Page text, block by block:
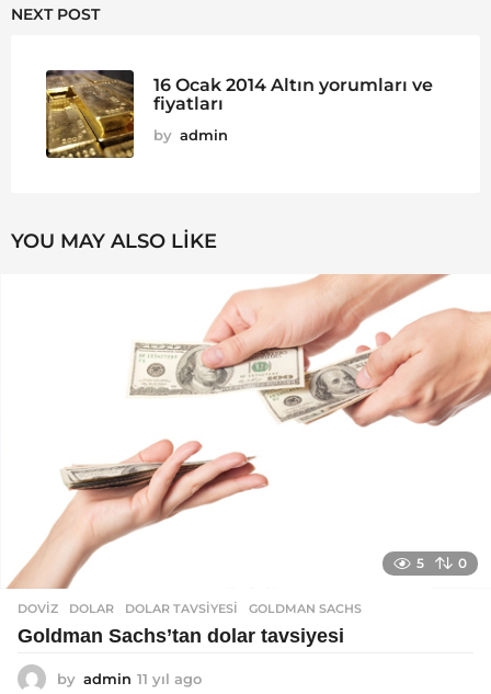
NEXT POST
16 Ocak 2014 Altın yorumları ve
fiyatları
by admin
YOU MAY ALSO LIKE
5 0
DOVIZ DOLAR ,DOLAR TAVSIYESI ,GOLDMAN SACHS
Goldman Sachs’tan dolar tavsiyesi
by admin 11 yıl ago